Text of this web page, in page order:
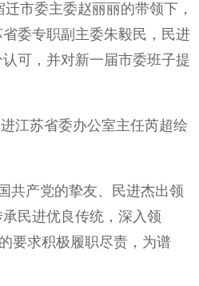
市委主委赵丽丽的带领下，
委专职副主委朱毅民，民进
可，并对新一届市委班子提
江苏省委办公室主任芮超绘
共产党的挚友、民进杰出领
民进优良传统，深入领
要求积极履职尽责，为谱